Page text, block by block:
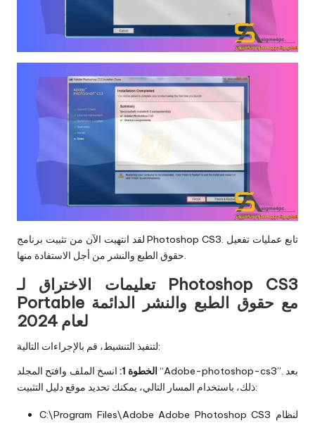
لقد انتهيت الآن من تثبيت برنامج Photoshop CS3. تابع عمليات تفعيل
حقوق الطبع والنشر من أجل الاستفادة منها.
تعليمات الاختراق لـ Photoshop CS3
Portable مع حقوق الطبع والنشر الدائمة
لعام 2024
لتنفيذ التنشيط، قم بالإجراءات التالية:
الخطوة 1:
انسخ الملف وافتح المجلد “Adobe-photoshop-cs3”. بعد
ذلك، باستخدام المسار التالي، يمكنك تحديد موقع دليل التثبيت:
C:\Program Files\Adobe Adobe Photoshop CS3 لنظام